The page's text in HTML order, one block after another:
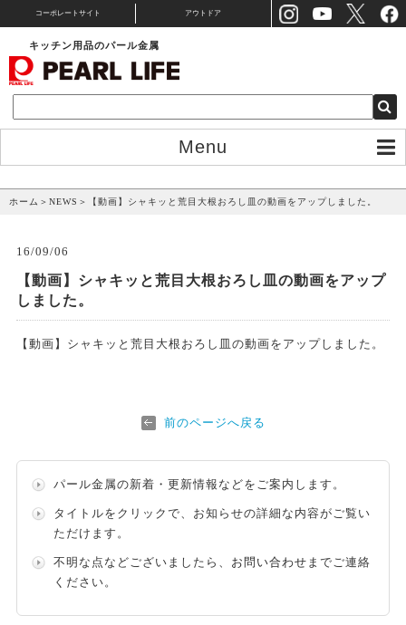
コーポレートサイト アウトドア
キッチン用品のパール金属
Menu
ホーム ＞ NEWS ＞ 【動画】シャキッと荒目大根おろし皿の動画をアップしました。
16/09/06
【動画】シャキッと荒目大根おろし皿の動画をアップ
しました。
【動画】シャキッと荒目大根おろし皿の動画をアップしました。
前のページへ戻る
パール金属の新着・更新情報などをご案内します。
タイトルをクリックで、お知らせの詳細な内容がご覧い
ただけます。
不明な点などございましたら、 お問い合わせ までご連絡
ください。